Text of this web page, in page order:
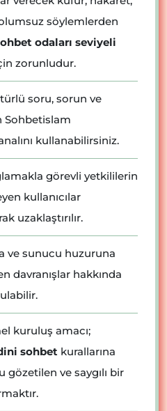
söylemlerden
odaları seviyeli
zorunludur.
soru, sorun ve
Sohbetislam
kullanabilirsiniz.
görevli yetkililerin
kullanıcılar
uzaklaştırılır.
ve sunucu huzuruna
davranışlar hakkında
kuruluş amacı;
sohbet kurallarına
gözetilen ve saygılı bir